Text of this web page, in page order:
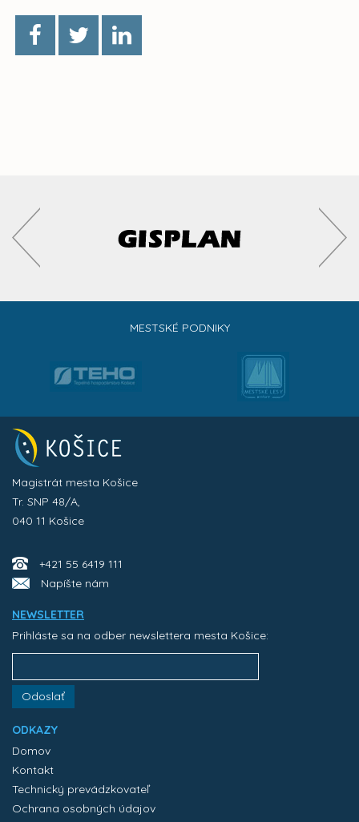
MESTSKÉ PODNIKY
Magistrát mesta Košice
Tr. SNP 48/A,
040 11 Košice
+421 55 6419 111
Napíšte nám
NEWSLETTER
Prihláste sa na odber newslettera mesta Košice:
Odoslať
ODKAZY
Domov
Kontakt
Technický prevádzkovateľ
Ochrana osobných údajov